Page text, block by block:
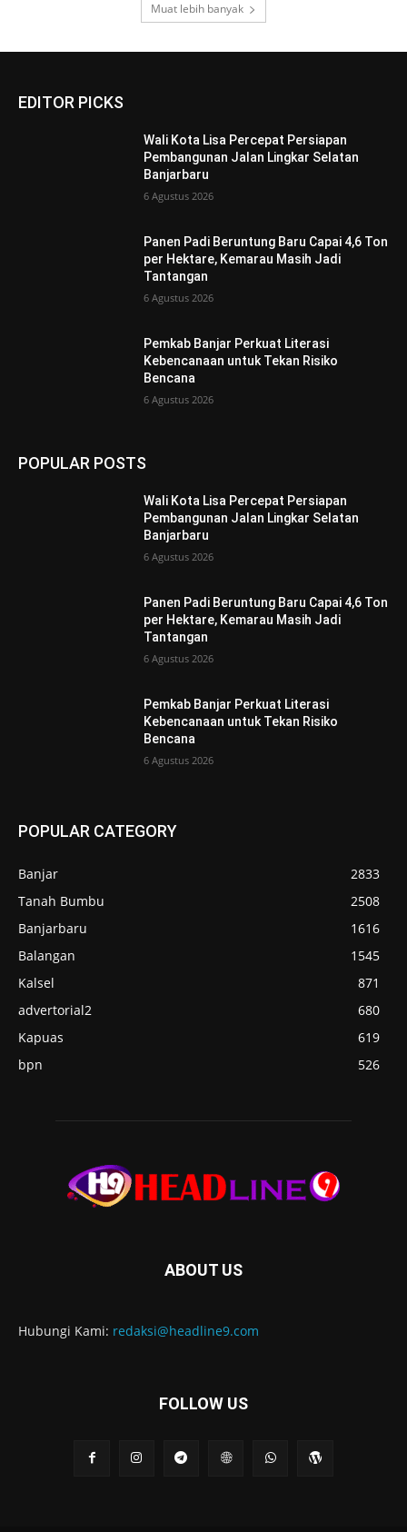
Muat lebih banyak
EDITOR PICKS
Wali Kota Lisa Percepat Persiapan
Pembangunan Jalan Lingkar Selatan
Banjarbaru
6 Agustus 2026
Panen Padi Beruntung Baru Capai 4,6 Ton
per Hektare, Kemarau Masih Jadi
Tantangan
6 Agustus 2026
Pemkab Banjar Perkuat Literasi
Kebencanaan untuk Tekan Risiko
Bencana
6 Agustus 2026
POPULAR POSTS
Wali Kota Lisa Percepat Persiapan
Pembangunan Jalan Lingkar Selatan
Banjarbaru
6 Agustus 2026
Panen Padi Beruntung Baru Capai 4,6 Ton
per Hektare, Kemarau Masih Jadi
Tantangan
6 Agustus 2026
Pemkab Banjar Perkuat Literasi
Kebencanaan untuk Tekan Risiko
Bencana
6 Agustus 2026
POPULAR CATEGORY
Banjar
2833
Tanah Bumbu
2508
Banjarbaru
1616
Balangan
1545
Kalsel
871
advertorial2
680
Kapuas
619
bpn
526
ABOUT US
Hubungi Kami: redaksi@headline9.com
FOLLOW US